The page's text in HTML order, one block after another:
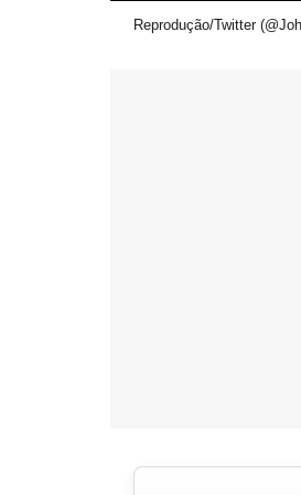
Reprodução/Twitter